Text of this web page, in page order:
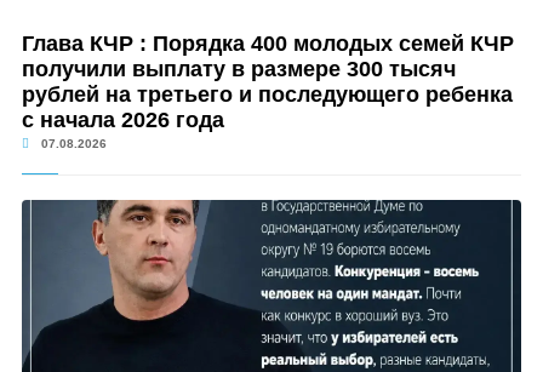
Глава КЧР : Порядка 400 молодых семей КЧР
получили выплату в размере 300 тысяч
рублей на третьего и последующего ребенка
с начала 2026 года
07.08.2026